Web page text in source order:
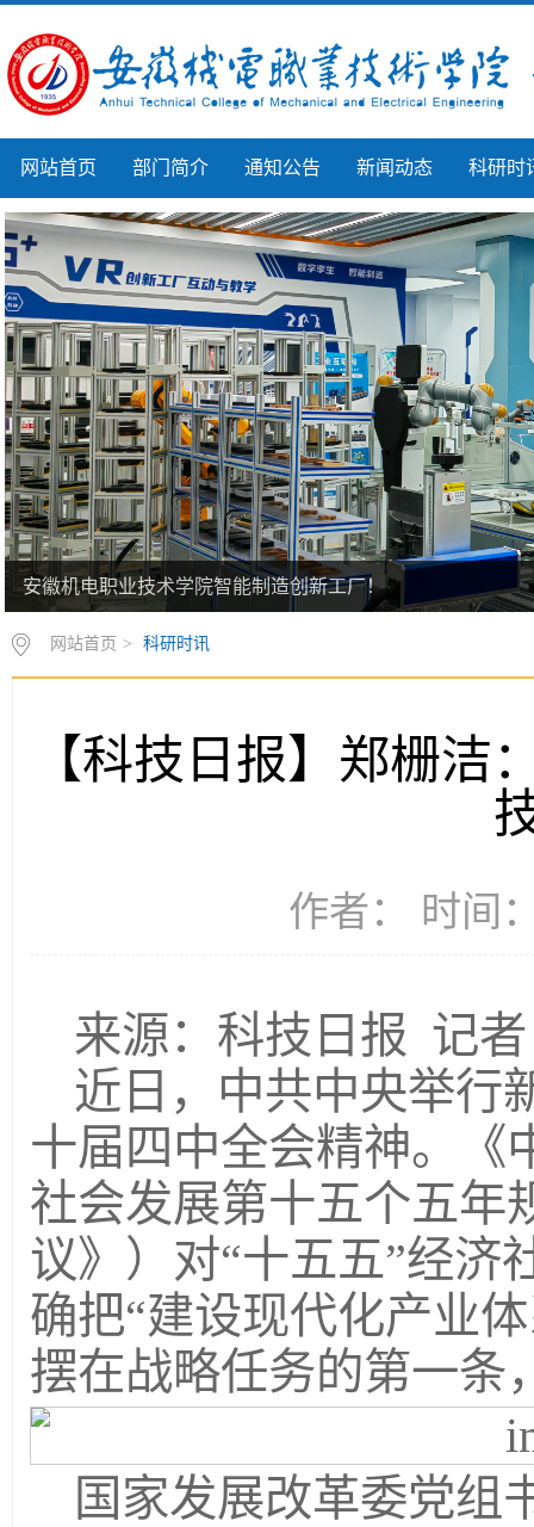
网站首页 部门简介 通知公告 新闻动态 科研时
安徽机电职业技术学院智能制造创新工厂！
树立和践行正确政绩观学习教育！
网站首页 > 科研时讯
【科技日报】郑栅洁
作者： 时间
来源：科技日报 记
近日，中共中央举行
十届四中全会精神。《
社会发展第十五个五年
议》）对“十五五”经济
确把“建设现代化产业
摆在战略任务的第一条
国家发展改革委党组